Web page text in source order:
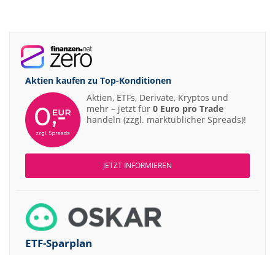
Aktien kaufen zu Top-Konditionen
Aktien, ETFs, Derivate, Kryptos und
mehr – jetzt für 0 Euro pro Trade
handeln (zzgl. marktüblicher Spreads)!
JETZT INFORMIEREN
ETF-Sparplan